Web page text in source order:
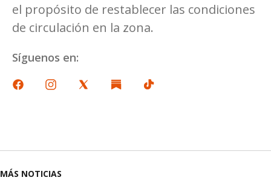
el propósito de restablecer las condiciones
de circulación en la zona.
Síguenos en:
MÁS NOTICIAS